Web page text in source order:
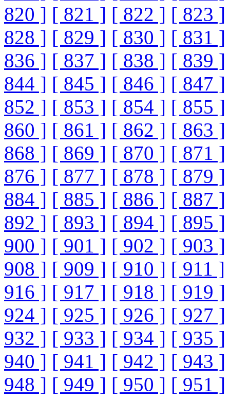
820 ] [ 821 ] [ 822 ] [ 823 ]
828 ] [ 829 ] [ 830 ] [ 831 ]
836 ] [ 837 ] [ 838 ] [ 839 ]
844 ] [ 845 ] [ 846 ] [ 847 ]
852 ] [ 853 ] [ 854 ] [ 855 ]
860 ] [ 861 ] [ 862 ] [ 863 ]
868 ] [ 869 ] [ 870 ] [ 871 ]
876 ] [ 877 ] [ 878 ] [ 879 ]
884 ] [ 885 ] [ 886 ] [ 887 ]
892 ] [ 893 ] [ 894 ] [ 895 ]
900 ] [ 901 ] [ 902 ] [ 903 ]
908 ] [ 909 ] [ 910 ] [ 911 ]
916 ] [ 917 ] [ 918 ] [ 919 ]
924 ] [ 925 ] [ 926 ] [ 927 ]
932 ] [ 933 ] [ 934 ] [ 935 ]
940 ] [ 941 ] [ 942 ] [ 943 ]
948 ] [ 949 ] [ 950 ] [ 951 ]